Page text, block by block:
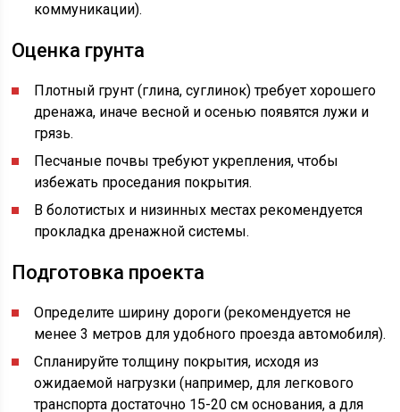
коммуникации).
Оценка грунта
Плотный грунт (глина, суглинок) требует хорошего
дренажа, иначе весной и осенью появятся лужи и
грязь.
Песчаные почвы требуют укрепления, чтобы
избежать проседания покрытия.
В болотистых и низинных местах рекомендуется
прокладка дренажной системы.
Подготовка проекта
Определите ширину дороги (рекомендуется не
менее 3 метров для удобного проезда автомобиля).
Спланируйте толщину покрытия, исходя из
ожидаемой нагрузки (например, для легкового
транспорта достаточно 15-20 см основания, а для